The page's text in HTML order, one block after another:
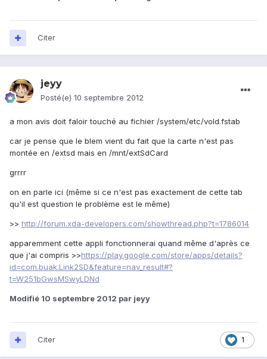
Citer
jeyy
Posté(e) 10 septembre 2012
a mon avis doit faloir touché au fichier /system/etc/vold.fstab
car je pense que le blem vient du fait que la carte n'est pas
montée en /extsd mais en /mnt/extSdCard
grrrr
on en parle ici (même si ce n'est pas exactement de cette tab
qu'il est question le problème est le même)
>> http://forum.xda-developers.com/showthread.php?t=1786014
apparemment cette appli fonctionnerai quand même d'après ce
que j'ai compris >>https://play.google.com/store/apps/details?
id=com.buak.Link2SD&feature=nav_result#?
t=W251bGwsMSwyLDNd
Modifié 10 septembre 2012 par jeyy
1
Citer